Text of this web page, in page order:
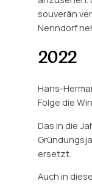
souverän
Nenndorf
2022
Hans-
Folge die
Das in die
ersetzt.
Auch in